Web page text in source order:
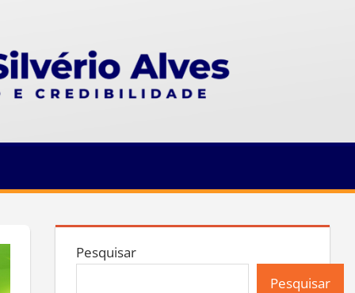
Pesquisar
Pesquisar